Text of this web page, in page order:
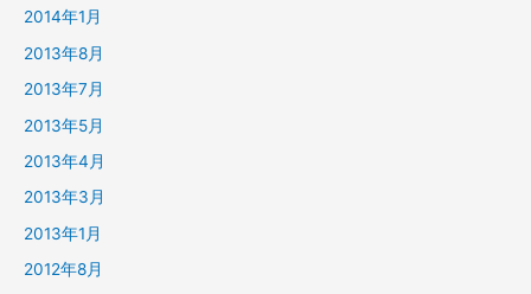
2014年1月
2013年8月
2013年7月
2013年5月
2013年4月
2013年3月
2013年1月
2012年8月